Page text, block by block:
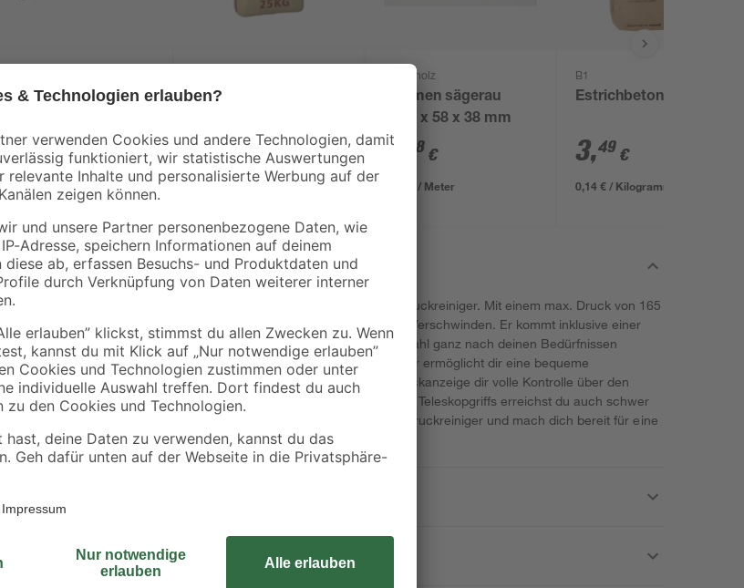
Wandanschlussprofil
7,49€
2,50 € / Meter
Universalzement 25
5,29€
0,21 € / Kilogramm
binderholz
Rahmen sägerau
2000 x 58 x 38 mm
3 98 €
1,99 € / Meter
B1
Estrichbeton 25 kg
3,49 €
0,14 € / Kilogramm
Entdecke jetzt unseren leistungsstarken Hochdruckreiniger. Mit einem max. Druck von 165
bar bringt er selbst hartnäckigen Schmutz zum Verschwinden. Er kommt inklusive einer
Vario- und Turbodüse, mit der du den Wasserstrahl ganz nach deinen Bedürfnissen
anpassen kannst. Der 6 m Schlauch mit Aufroller ermöglicht dir eine bequeme
Handhabung, während die Sprühpistole mit Druckanzeige dir volle Kontrolle über den
Reinigungsprozess gibt. Dank des ausziehbaren Teleskopgriffs erreichst du auch schwer
zugängliche Stellen. Hol dir jetzt unseren Hochdruckreiniger und mach dich bereit für eine
blitzsaubere Umgebung!